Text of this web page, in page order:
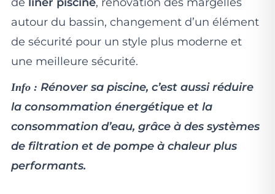
autour du bassin, changement d’un élément
de sécurité pour un style plus moderne et
une meilleure sécurité.
Info : Rénover sa piscine, c’est aussi réduire
la consommation énergétique et la
consommation d’eau, grâce à des systèmes
de filtration et de pompe à chaleur plus
performants.